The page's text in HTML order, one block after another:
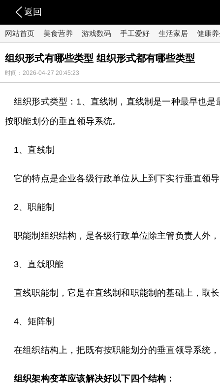
返回
网站首页 美食营养 游戏数码 手工爱好 生活家居 健康
组织形式有哪些类型 组织形式都有哪些类型
时间：2026-04-27 20:45:23
组织形式类型：1、直线制，直线制是一种最早也
按职能划分的垂直领导系统。
1、直线制
它的特点是企业各级行政单位从上到下实行垂直领
2、职能制
职能制组织结构，是各级行政单位除主管负责人外
3、直线职能
直线职能制，它是在直线制和职能制的基础上，取
4、矩阵制
在组织结构上，把既有按职能划分的垂直领导系统
组织架构变革应该解决好以下四个结构：